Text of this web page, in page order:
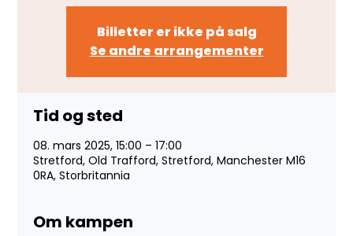
Billetter er ikke på salg
Se andre arrangementer
Tid og sted
08. mars 2025, 15:00 – 17:00
Stretford, Old Trafford, Stretford, Manchester M16
0RA, Storbritannia
Om kampen